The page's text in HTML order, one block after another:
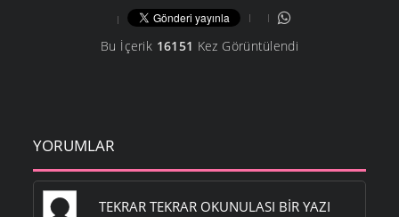
Bu İçerik 16151 Kez Görüntülendi
YORUMLAR
TEKRAR TEKRAR OKUNULASI BİR YAZI